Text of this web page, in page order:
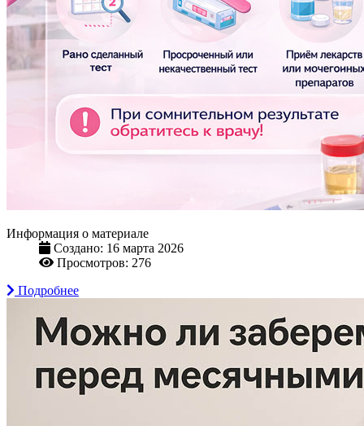
Информация о материале
Создано: 16 марта 2026
Просмотров: 276
Подробнее